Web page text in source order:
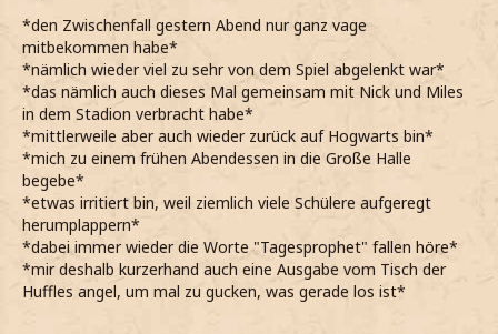
*den Zwischenfall gestern Abend nur ganz vage
mitbekommen habe*
*nämlich wieder viel zu sehr von dem Spiel abgelenkt war*
*das nämlich auch dieses Mal gemeinsam mit Nick und Miles
in dem Stadion verbracht habe*
*mittlerweile aber auch wieder zurück auf Hogwarts bin*
*mich zu einem frühen Abendessen in die Große Halle
begebe*
*etwas irritiert bin, weil ziemlich viele Schülere aufgeregt
herumplappern*
*dabei immer wieder die Worte "Tagesprophet" fallen höre*
*mir deshalb kurzerhand auch eine Ausgabe vom Tisch der
Huffles angel, um mal zu gucken, was gerade los ist*